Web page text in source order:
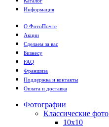
Информация
О ФотоПочте
Акции
Сделаем за вас
Бизнесу
FAQ
Франшиза
Поддержка и контакты
Оплата и доставка
Фотографии
Классические фото
10х10